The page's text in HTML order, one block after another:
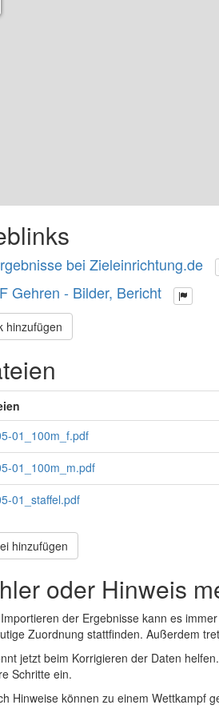
bei Zieleinrichtung.de
Gehren - Bilder, Bericht
hinzufügen
01_100m_f.pdf
01_100m_m.pdf
01_staffel.pdf
hinzufügen
oder Hinweis
der Ergebnisse kann es
Zuordnung stattfinden. Außerdem
jetzt beim Korrigieren der Daten
Schritte ein.
Hinweise können zu einem Wettkampf